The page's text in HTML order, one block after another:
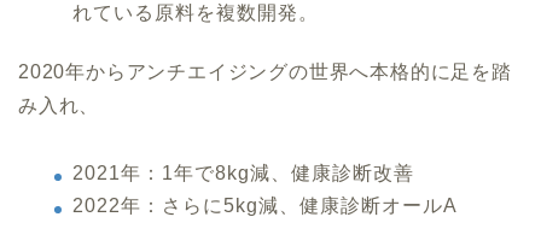
れている原料を複数開発。
2020年からアンチエイジングの世界へ本格的に足を踏
み入れ、
2021年：1年で8kg減、健康診断改善
2022年：さらに5kg減、健康診断オールA